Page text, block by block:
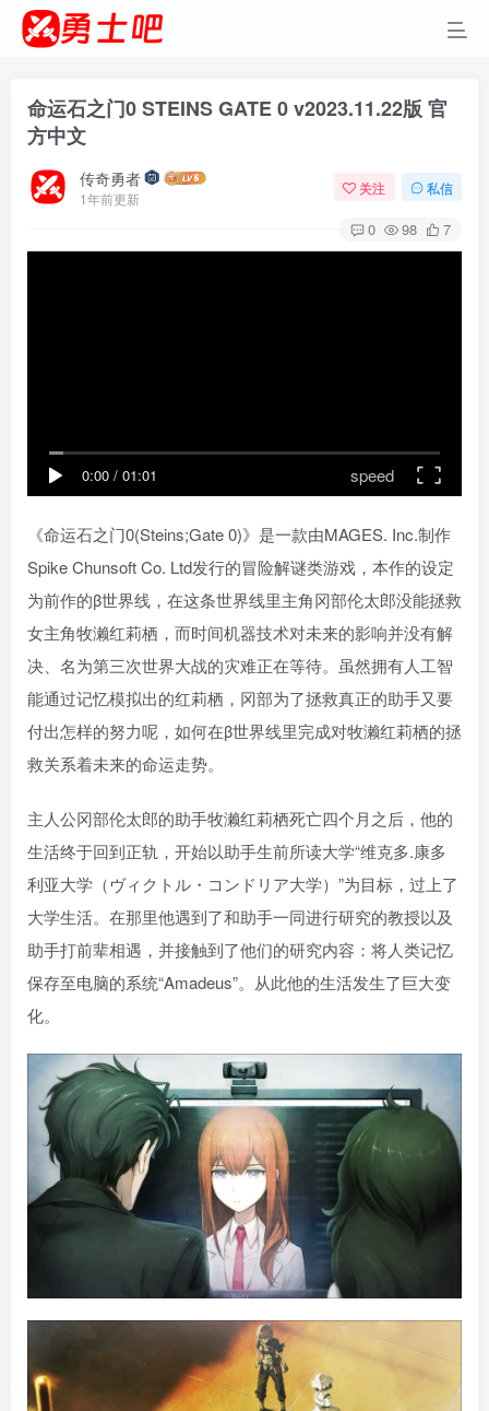
命运石之门0 STEINS GATE 0 v2023.11.22版 官
方中文
传奇勇者
1年前更新
关注 私信
0 98 7
0:00 / 01:01 speed
《命运石之门0(Steins;Gate 0)》是一款由MAGES. Inc.制作
Spike Chunsoft Co. Ltd发行的冒险解谜类游戏，本作的设定
为前作的β世界线，在这条世界线里主角冈部伦太郎没能拯救
女主角牧濑红莉栖，而时间机器技术对未来的影响并没有解
决、名为第三次世界大战的灾难正在等待。虽然拥有人工智
能通过记忆模拟出的红莉栖，冈部为了拯救真正的助手又要
付出怎样的努力呢，如何在β世界线里完成对牧濑红莉栖的拯
救关系着未来的命运走势。
主人公冈部伦太郎的助手牧濑红莉栖死亡四个月之后，他的
生活终于回到正轨，开始以助手生前所读大学“维克多.康多
利亚大学（ヴィクトル・コンドリア大学）”为目标，过上了
大学生活。在那里他遇到了和助手一同进行研究的教授以及
助手打前辈相遇，并接触到了他们的研究内容：将人类记忆
保存至电脑的系统“Amadeus”。从此他的生活发生了巨大变
化。